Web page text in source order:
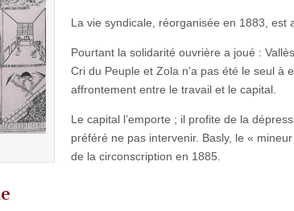
La vie syndicale, réorganisée en 1883, est
Pourtant la solidarité ouvrière a joué :
Cri du Peuple et Zola n’a pas été le seul à
affrontement entre le travail et le capital.
Le capital l’emporte ; il profite de la
préféré ne pas intervenir. Basly, le «
de la circonscription en 1885.